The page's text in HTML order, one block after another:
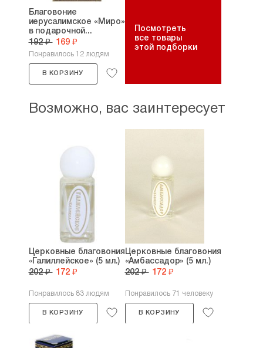
Благовоние
иерусалимское «Миро»
в подарочной...
192 ₽ 169 ₽
Понравилось 12 людям
В КОРЗИНУ
Посмотреть
все товары
этой подборки
Возможно, вас заинтересует
Церковные благовония
«Галиллейское» (5 мл.)
202 ₽ 172 ₽
Понравилось 83 людям
В КОРЗИНУ
Церковные благовония
«Амбассадор» (5 мл.)
202 ₽ 172 ₽
Понравилось 71 человеку
В КОРЗИНУ